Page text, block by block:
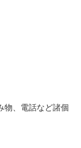
物、電話など諸個